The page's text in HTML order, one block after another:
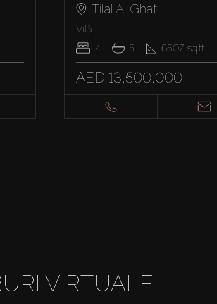
Tilal Al Ghaf
Vilă
4
5 6507 sq.ft
AED 13,500,000
VIRTUALE